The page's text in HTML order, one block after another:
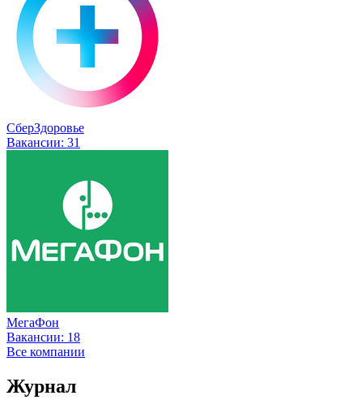
СберЗдоровье
Вакансии: 31
МегаФон
Вакансии: 18
Все компании
Журнал